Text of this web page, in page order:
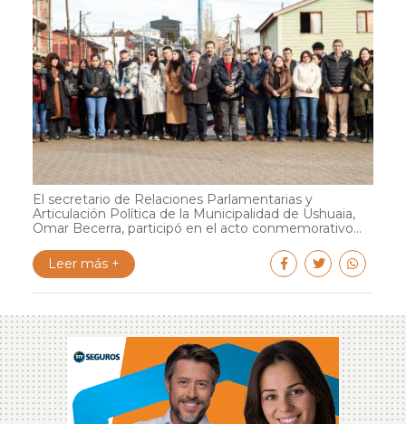
El secretario de Relaciones Parlamentarias y
Articulación Política de la Municipalidad de Ushuaia,
Omar Becerra, participó en el acto conmemorativo...
Leer más +